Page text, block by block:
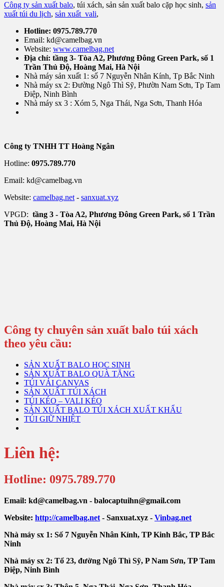
Công ty sản xuất balo, túi xách, sản sản xuất balo cặp học sinh, sản
xuất túi du lịch, sản xuất vali,
Hotline: 0975.789.770
Email: kd@camelbag.vn
Website: www.camelbag.net
Địa chỉ: tầng 3- Tòa A2, Phương Đông Green Park, số 1
Trần Thủ Độ, Hoàng Mai, Hà Nội
Nhà máy sản xuất 1: số 7 Nguyễn Nhân Kính, Tp Bắc Ninh
Nhà máy sx 2: Đường Ngô Thì Sỹ, Phườn Nam Sơn, Tp Tam
Điệp, Ninh Bình
Nhà máy sx 3 : Xóm 5, Nga Thái, Nga Sơn, Thanh Hóa
Công ty TNHH TT Hoàng Ngân
Hotline: 0975.789.770
Email: kd@camelbag.vn
Website: camelbag.net- sanxuat.xyz
VPGD: tầng 3 - Tòa A2, Phương Đông Green Park, số 1 Trần
Thủ Độ, Hoàng Mai, Hà Nội
Công ty chuyên sản xuất balo túi xách
theo yêu cầu:
SẢN XUẤT BALO HỌC SINH
SẢN XUẤT BALO QUÀ TẶNG
TÚI VẢI CANVAS
SẢN XUẤT TÚI XÁCH
TÚI KÉO – VALI KÉO
SẢN XUẤT BALO TÚI XÁCH XUẤT KHẨU
TÚI GIỮ NHIỆT
Liên hệ:
Hotline: 0975.789.770
Email: kd@camelbag.vn - balocaptuihn@gmail.com
Website: http://camelbag.net - Sanxuat.xyz - Vinbag.net
Nhà máy sx 1: Số 7 Nguyễn Nhân Kính, TP Kinh Bắc, TP Bắc
Ninh
Nhà máy sx 2: Tổ 23, đường Ngô Thì Sỹ, P Nam Sơn, TP Tam
Điệp, Ninh Bình